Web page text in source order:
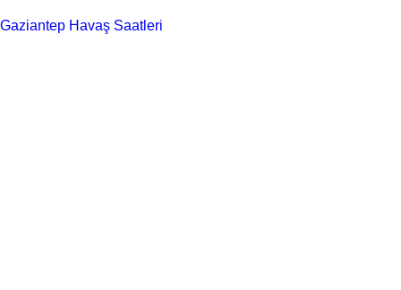
Gaziantep Havaş Saatleri